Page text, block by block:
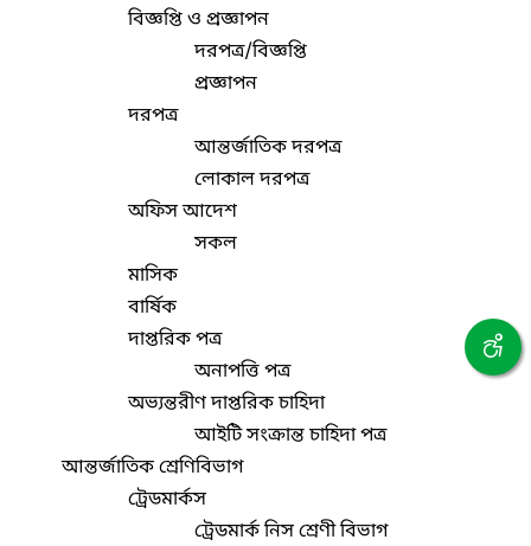
বিজ্ঞপ্তি ও প্রজ্ঞাপন
দরপত্র/বিজ্ঞপ্তি
প্রজ্ঞাপন
দরপত্র
আন্তর্জাতিক দরপত্র
লোকাল দরপত্র
অফিস আদেশ
সকল
মাসিক
বার্ষিক
দাপ্তরিক পত্র
অনাপত্তি পত্র
অভ্যন্তরীণ দাপ্তরিক চাহিদা
আইটি সংক্রান্ত চাহিদা পত্র
আন্তর্জাতিক শ্রেণিবিভাগ
ট্রেডমার্কস
ট্রেডমার্ক নিস শ্রেণী বিভাগ